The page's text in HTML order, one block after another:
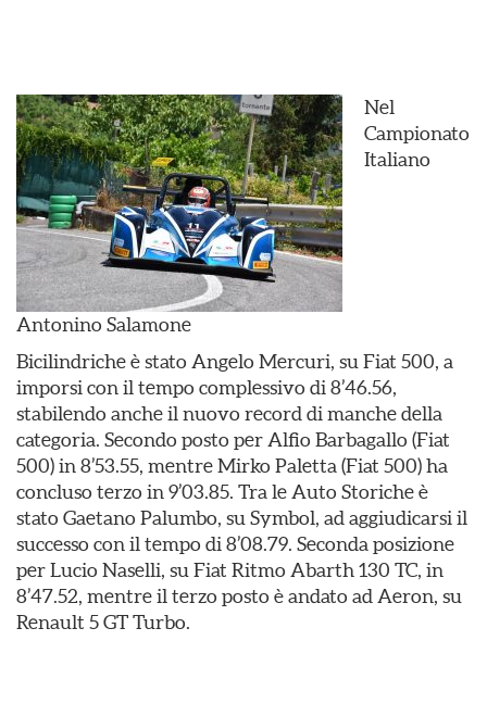
Antonino Salamone
Nel
Campionato
Italiano
Bicilindriche è stato Angelo Mercuri, su Fiat 500, a
imporsi con il tempo complessivo di 8’46.56,
stabilendo anche il nuovo record di manche della
categoria. Secondo posto per Alfio Barbagallo (Fiat
500) in 8’53.55, mentre Mirko Paletta (Fiat 500) ha
concluso terzo in 9’03.85. Tra le Auto Storiche è
stato Gaetano Palumbo, su Symbol, ad aggiudicarsi il
successo con il tempo di 8’08.79. Seconda posizione
per Lucio Naselli, su Fiat Ritmo Abarth 130 TC, in
8’47.52, mentre il terzo posto è andato ad Aeron, su
Renault 5 GT Turbo.